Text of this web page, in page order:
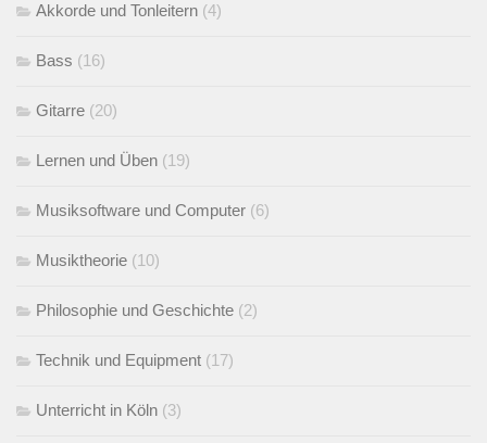
Akkorde und Tonleitern (4)
Bass (16)
Gitarre (20)
Lernen und Üben (19)
Musiksoftware und Computer (6)
Musiktheorie (10)
Philosophie und Geschichte (2)
Technik und Equipment (17)
Unterricht in Köln (3)